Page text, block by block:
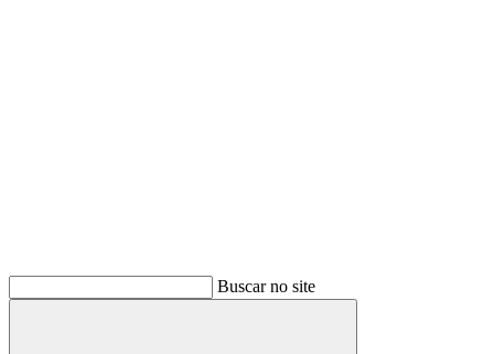
Buscar no site